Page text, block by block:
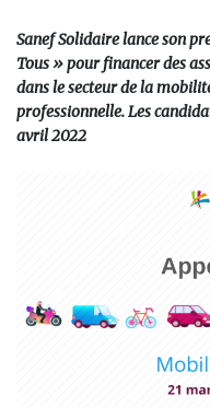
Sanef Solidaire lance son
Tous » pour financer des
dans le secteur de la
professionnelle. Les
avril 2022